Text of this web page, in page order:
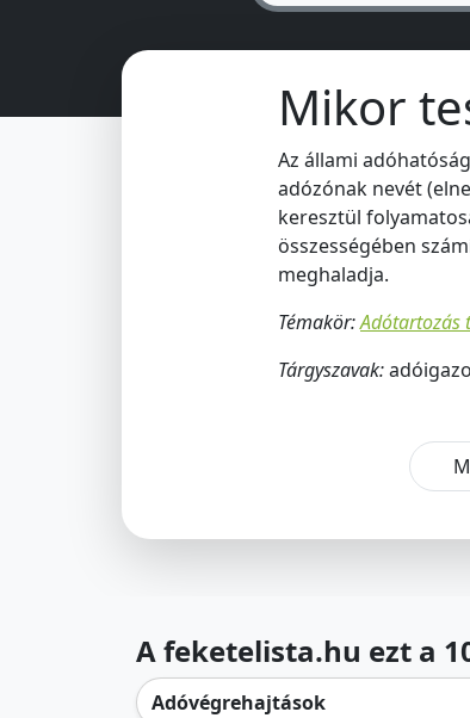
Mikor
Az állami
adózónak nevét
keresztül
összességében
meghaladja.
Témakör:Adótartozás
Tárgyszavak:
A feketelista.hu ezt a
Adóvégrehajtások